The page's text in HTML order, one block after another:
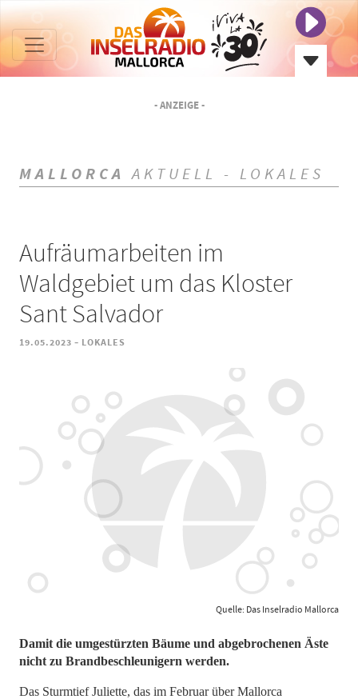
- ANZEIGE -
MALLORCA AKTUELL - LOKALES
Aufräumarbeiten im
Waldgebiet um das Kloster
Sant Salvador
19.05.2023 - LOKALES
Quelle: Das Inselradio Mallorca
Damit die umgestürzten Bäume und abgebrochenen Äste
nicht zu Brandbeschleunigern werden.
Das Sturmtief Juliette, das im Februar über Mallorca